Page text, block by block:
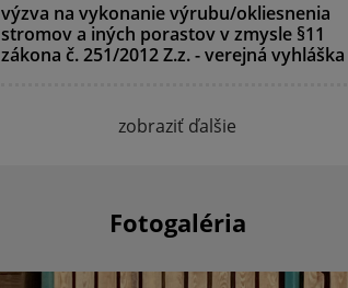
výzva na vykonanie výrubu/okliesnenia
stromov a iných porastov v zmysle §11
zákona č. 251/2012 Z.z. - verejná vyhláška
zobraziť ďalšie
Fotogaléria